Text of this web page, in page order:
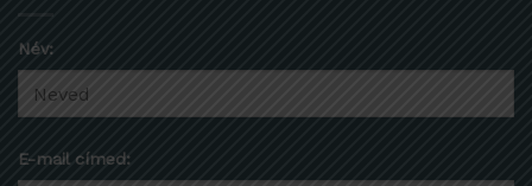
Név:
E-mail címed: